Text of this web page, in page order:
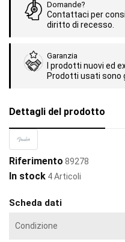
Domande?
Contattaci per
diritto di recesso.
Garanzia
I prodotti nuovi ed
Prodotti usati sono
Dettagli del prodotto
Riferimento 89278
In stock 4 Articoli
Scheda dati
Condizione